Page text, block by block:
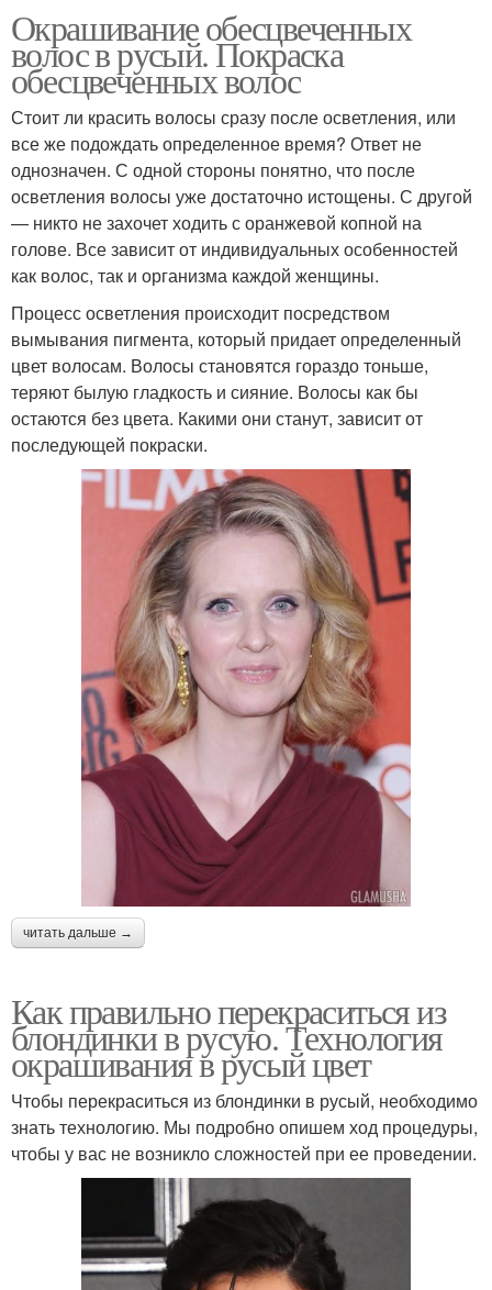
Окрашивание обесцвеченных
волос в русый. Покраска
обесцвеченных волос
Стоит ли красить волосы сразу после осветления, или
все же подождать определенное время? Ответ не
однозначен. С одной стороны понятно, что после
осветления волосы уже достаточно истощены. С другой
— никто не захочет ходить с оранжевой копной на
голове. Все зависит от индивидуальных особенностей
как волос, так и организма каждой женщины.
Процесс осветления происходит посредством
вымывания пигмента, который придает определенный
цвет волосам. Волосы становятся гораздо тоньше,
теряют былую гладкость и сияние. Волосы как бы
остаются без цвета. Какими они станут, зависит от
последующей покраски.
читать дальше →
Как правильно перекраситься из
блондинки в русую. Технология
окрашивания в русый цвет
Чтобы перекраситься из блондинки в русый, необходимо
знать технологию. Мы подробно опишем ход процедуры,
чтобы у вас не возникло сложностей при ее проведении.